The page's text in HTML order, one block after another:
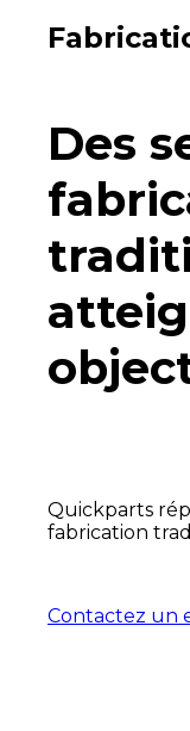
Des
Quickparts
fabrication
Contactez un